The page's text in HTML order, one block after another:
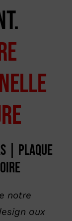
| Plaque
notre
aux